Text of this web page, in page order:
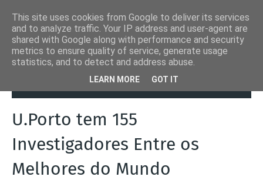
Notícias
U.Porto tem 155 Investigadores Entre os
U.Porto tem 155
Investigadores Entre os
Melhores do Mundo
This site uses cookies from Google to deliver its services
and to analyze traffic. Your IP address and user-agent are
shared with Google along with performance and security
metrics to ensure quality of service, generate usage
statistics, and to detect and address abuse.
LEARN MORE GOT IT